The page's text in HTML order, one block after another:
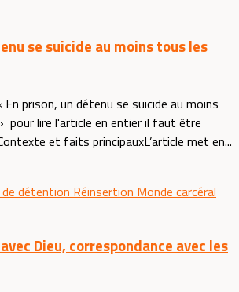
se suicide au moins tous les
En prison, un détenu se suicide au moins
pour lire l'article en entier il faut être
et faits principauxL’article met en...
détention Réinsertion Monde carcéral
Dieu, correspondance avec les